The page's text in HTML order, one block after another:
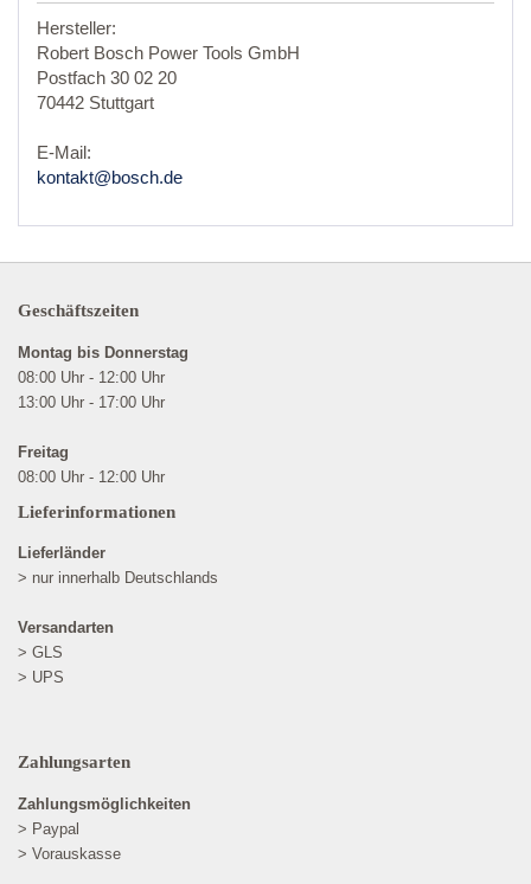
Hersteller:
Robert Bosch Power Tools GmbH
Postfach 30 02 20
70442 Stuttgart
E-Mail:
kontakt@bosch.de
Geschäftszeiten
Montag bis Donnerstag
08:00 Uhr - 12:00 Uhr
13:00 Uhr - 17:00 Uhr
Freitag
08:00 Uhr - 12:00 Uhr
Lieferinformationen
Lieferländer
> nur innerhalb Deutschlands
Versandarten
> GLS
> UPS
Zahlungsarten
Zahlungsmöglichkeiten
> Paypal
> Vorauskasse